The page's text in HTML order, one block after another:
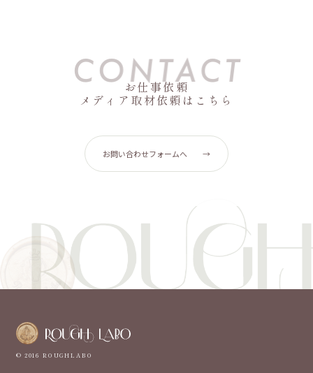
お仕事依頼
メディア取材依頼はこちら
お問い合わせフォームへ →
© 2016 ROUGHLABO